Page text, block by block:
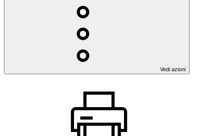
Vedi azioni